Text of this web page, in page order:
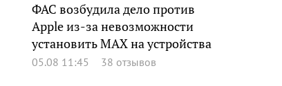
ФАС возбудила дело против
Apple из-за невозможности
установить MAX на устройства
05.08 11:45 38 отзывов